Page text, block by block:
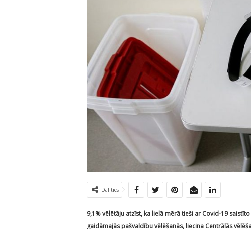
Dalīties
9,1% vēlētāju atzīst, ka lielā mērā tieši ar Covid-19
gaidāmajās pašvaldību vēlēšanās, liecina Centrālās